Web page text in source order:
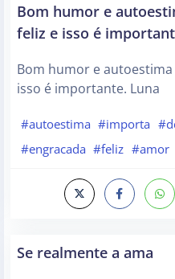
Bom humor e
feliz e isso é
Bom humor e
isso é importante. Luna
#autoestima #importa
#engracada #feliz #amor
Se realmente a ama